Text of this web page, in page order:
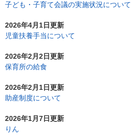
子ども・子育て会議の実施状況について
2026年4月1日更新
児童扶養手当について
2026年2月2日更新
保育所の給食
2026年2月1日更新
助産制度について
2026年1月7日更新
りん